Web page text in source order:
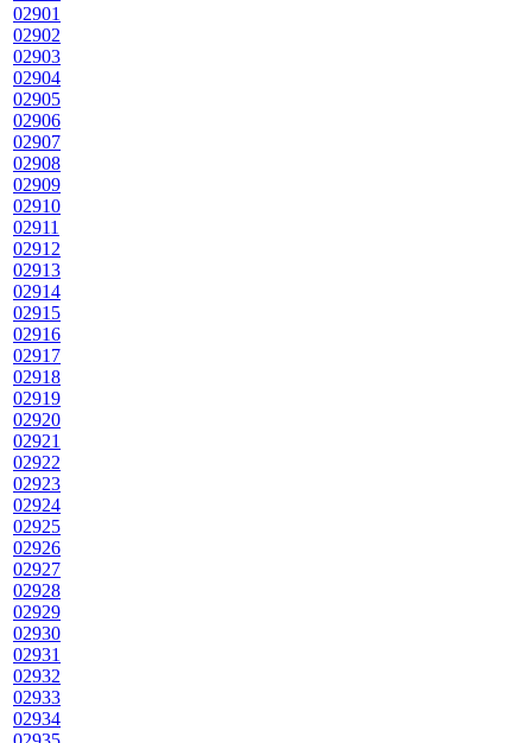
02901
02902
02903
02904
02905
02906
02907
02908
02909
02910
02911
02912
02913
02914
02915
02916
02917
02918
02919
02920
02921
02922
02923
02924
02925
02926
02927
02928
02929
02930
02931
02932
02933
02934